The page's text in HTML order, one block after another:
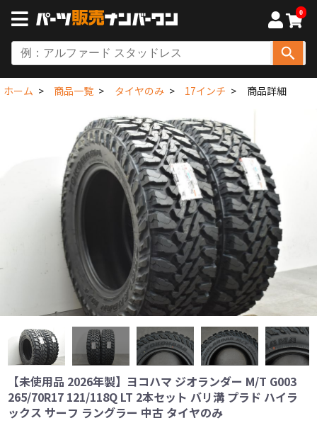
0
ホーム 商品一覧 タイヤのみ 17インチ 商品詳細
【未使用品 2026年製】ヨコハマ ジオランダー M/T G003
265/70R17 121/118Q LT 2本セット バリ溝 プラド ハイラ
ックス サーフ ラングラー 中古 タイヤのみ